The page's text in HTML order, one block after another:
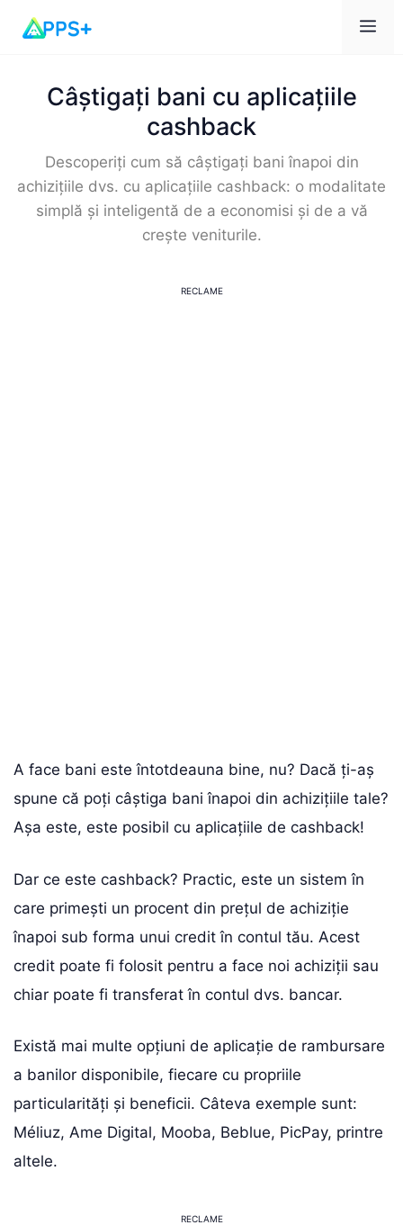
Câștigați bani cu aplicațiile
cashback
Descoperiți cum să câștigați bani înapoi din
achizițiile dvs. cu aplicațiile cashback: o modalitate
simplă și inteligentă de a economisi și de a vă
crește veniturile.
RECLAME
A face bani este întotdeauna bine, nu? Dacă ți-aș
spune că poți câștiga bani înapoi din achizițiile tale?
Așa este, este posibil cu aplicațiile de cashback!
Dar ce este cashback? Practic, este un sistem în
care primești un procent din prețul de achiziție
înapoi sub forma unui credit în contul tău. Acest
credit poate fi folosit pentru a face noi achiziții sau
chiar poate fi transferat în contul dvs. bancar.
Există mai multe opțiuni de aplicație de rambursare
a banilor disponibile, fiecare cu propriile
particularități și beneficii. Câteva exemple sunt:
Méliuz, Ame Digital, Mooba, Beblue, PicPay, printre
altele.
RECLAME